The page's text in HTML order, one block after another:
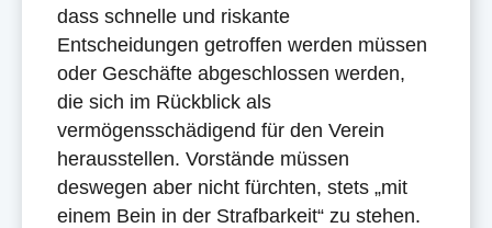
dass schnelle und riskante
Entscheidungen getroffen werden müssen
oder Geschäfte abgeschlossen werden,
die sich im Rückblick als
vermögensschädigend für den Verein
herausstellen. Vorstände müssen
deswegen aber nicht fürchten, stets „mit
einem Bein in der Strafbarkeit“ zu stehen.